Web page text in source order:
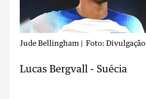
Jude Bellingham | Foto: Divulgação
Lucas Bergvall - Suécia